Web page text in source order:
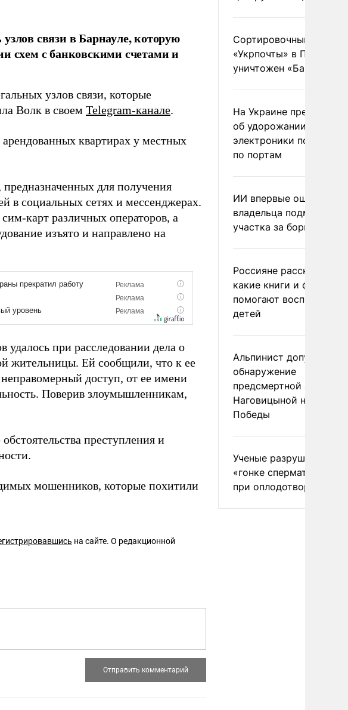
связи в Барнауле, которую
схем с банковскими счетами и
узлов связи, которые
Волк в своем Telegram-канале.
квартирах у местных
для получения
в социальных сетях и мессенджерах.
карт различных операторов, а
изъято и направлено на
удалось при расследовании дела о
жительницы. Ей сообщили, что к ее
доступ, от ее имени
Поверив злоумышленникам,
преступления и
мошенников, которые похитили
на сайте. О редакционной
Сортировочный пункт
«Укрпочты» в
уничтожен
На Украине
об удорожании
электроники после
по портам
ИИ впервые
владельца
участка за борщевик
Россияне рассказали,
какие книги и фильмы
помогают воспитывать
детей
Альпинист допустил
обнаружение
предсмертной записки
Наговицыной на пике
Победы
Ученые разрушили миф
«гонке
при оплодотворении